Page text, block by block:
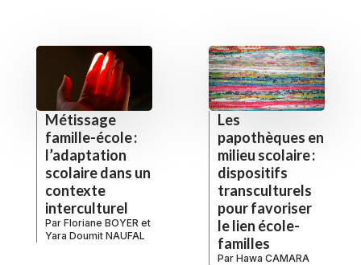
Métissage
famille-école :
l’adaptation
scolaire dans un
contexte
interculturel
Par Floriane BOYER et
Yara Doumit NAUFAL
Les
papothèques en
milieu scolaire :
dispositifs
transculturels
pour favoriser
le lien école-
familles
Par Hawa CAMARA